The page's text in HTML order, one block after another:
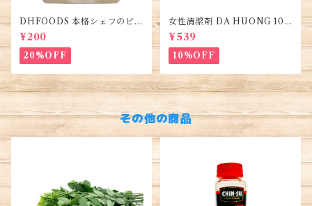
DHFOODS 本格シェフのビー
フフォーのセット・Gia Vị Ph
ở Bò Hà Nội
¥200
20%OFF
女性清潔剤 DA HUONG 100
ml 1本・Women's Cleanse
r・Dung dịch vệ sinh phụ n
ữ
¥539
10%OFF
その他の商品